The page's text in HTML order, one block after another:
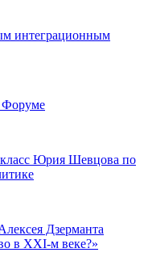
интеграционным
Форуме
Юрия Шевцова по
Дзерманта
в XXI-м веке?»